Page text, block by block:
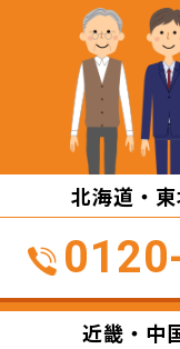
北海道・
近畿・中